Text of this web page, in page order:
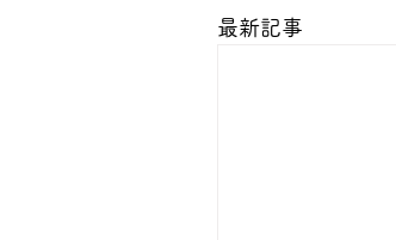
最新記事